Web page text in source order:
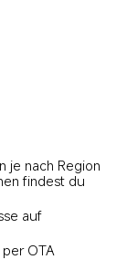
je nach Region
findest du
auf
OTA